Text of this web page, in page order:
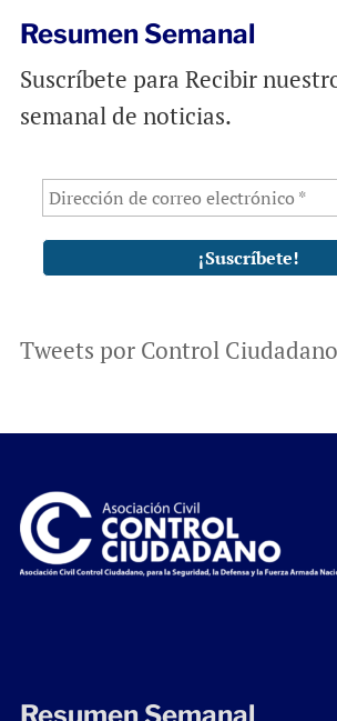
Resumen Semanal
Suscríbete para Recibir
semanal de noticias.
Tweets por Control Ciudadano